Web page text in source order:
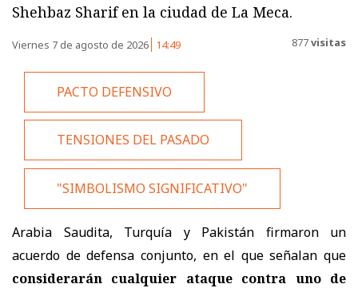
Shehbaz Sharif en la ciudad de La Meca.
Viernes 7 de agosto de 2026 14:49 877visitas
PACTO DEFENSIVO
TENSIONES DEL PASADO
"SIMBOLISMO SIGNIFICATIVO"
Arabia Saudita, Turquía y Pakistán firmaron un
acuerdo de defensa conjunto, en el que señalan que
considerarán cualquier ataque contra uno de